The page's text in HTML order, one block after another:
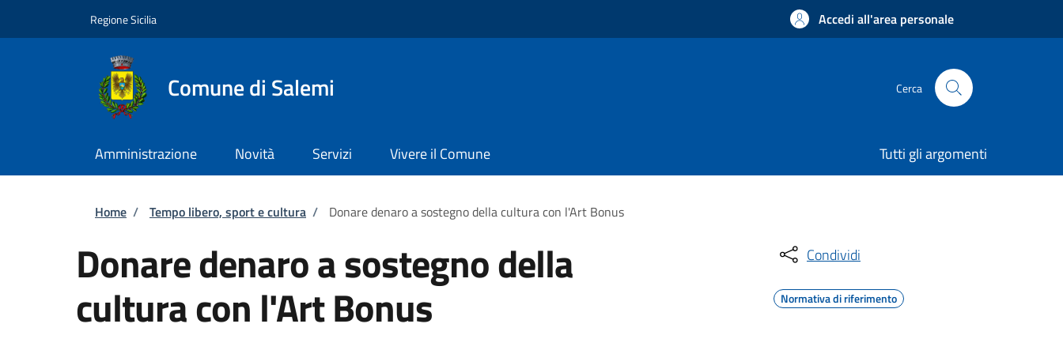
Regione Sicilia Accedi all'area personale
Comune di Salemi Cerca
Amministrazione Novità Servizi Vivere il Comune Tutti gli argomenti
Briciole di pane
Home / Tempo libero, sport e cultura / Donare denaro a sostegno della cultura con l'Art Bonus
Donare denaro a sostegno della
cultura con l'Art Bonus
Condividi
Normativa di riferimento